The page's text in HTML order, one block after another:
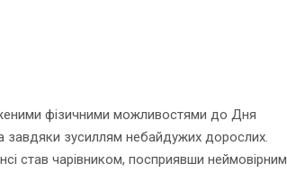
фізичними можливостями до Дня
завдяки зусиллям небайдужих дорослих.
став чарівником, посприявши неймовірним